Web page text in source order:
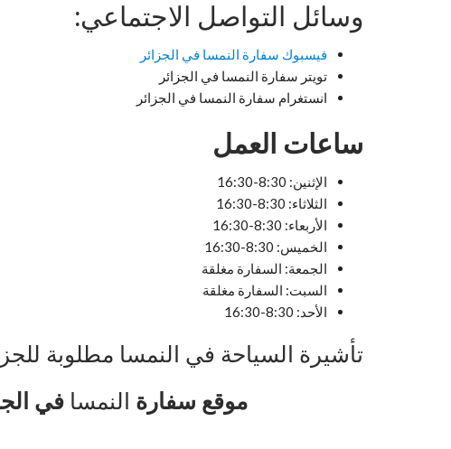
وسائل التواصل الاجتماعي:
فيسبوك سفارة النمسا في الجزائر
تويتر سفارة النمسا في الجزائر
انستغرام سفارة النمسا في الجزائر
ساعات العمل
الإثنين: 8:30-16:30
الثلاثاء: 8:30-16:30
الأربعاء: 8:30-16:30
الخميس: 8:30-16:30
الجمعة: السفارة مغلقة
السبت: السفارة مغلقة
الأحد: 8:30-16:30
تأشيرة السياحة في النمسا مطلوبة
موقع سفارة النمسا في